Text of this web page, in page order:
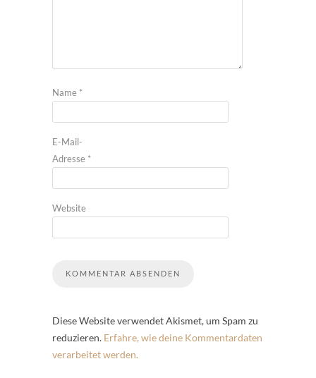
Name *
E-Mail-
Adresse *
Website
Diese Website verwendet Akismet, um Spam zu
reduzieren. Erfahre, wie deine Kommentardaten
verarbeitet werden.